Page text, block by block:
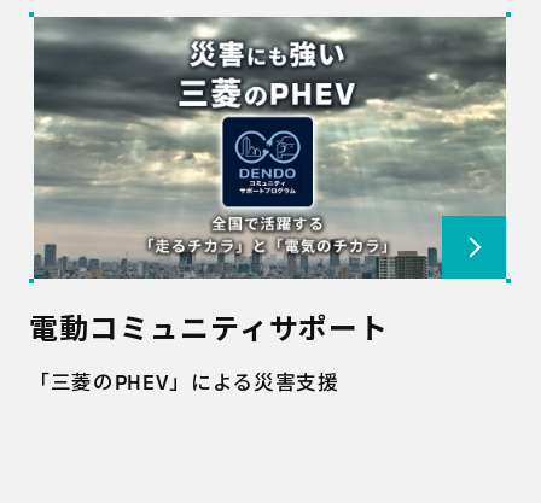
電動コミュニティサポート
「三菱のPHEV」による災害支援